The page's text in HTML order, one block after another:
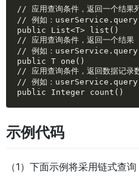
// 应用查询条件，返回一个结果
// 例如：
public List<T> list()
// 应用查询条件，返回一个结果
// 例如：
public T one()
// 应用查询条件，返回数据记录
// 例如：
public Integer count()
示例代码
（1）下面示例将采用链式查